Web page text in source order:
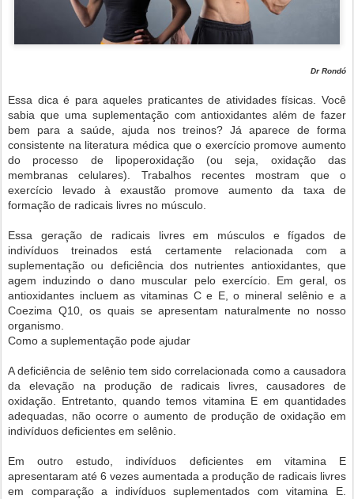
Dr Rondó
Essa dica é para aqueles praticantes de atividades físicas. Você
sabia que uma suplementação com antioxidantes além de fazer
bem para a saúde, ajuda nos treinos? Já aparece de forma
consistente na literatura médica que o exercício promove aumento
do processo de lipoperoxidação (ou seja, oxidação das
membranas celulares). Trabalhos recentes mostram que o
exercício levado à exaustão promove aumento da taxa de
formação de radicais livres no músculo.
Essa geração de radicais livres em músculos e fígados de
indivíduos treinados está certamente relacionada com a
suplementação ou deficiência dos nutrientes antioxidantes, que
agem induzindo o dano muscular pelo exercício. Em geral, os
antioxidantes incluem as vitaminas C e E, o mineral selênio e a
Coezima Q10, os quais se apresentam naturalmente no nosso
organismo.
Como a suplementação pode ajudar
A deficiência de selênio tem sido correlacionada como a causadora
da elevação na produção de radicais livres, causadores de
oxidação. Entretanto, quando temos vitamina E em quantidades
adequadas, não ocorre o aumento de produção de oxidação em
indivíduos deficientes em selênio.
Em outro estudo, indivíduos deficientes em vitamina E
apresentaram até 6 vezes aumentada a produção de radicais livres
em comparação a indivíduos suplementados com vitamina E.